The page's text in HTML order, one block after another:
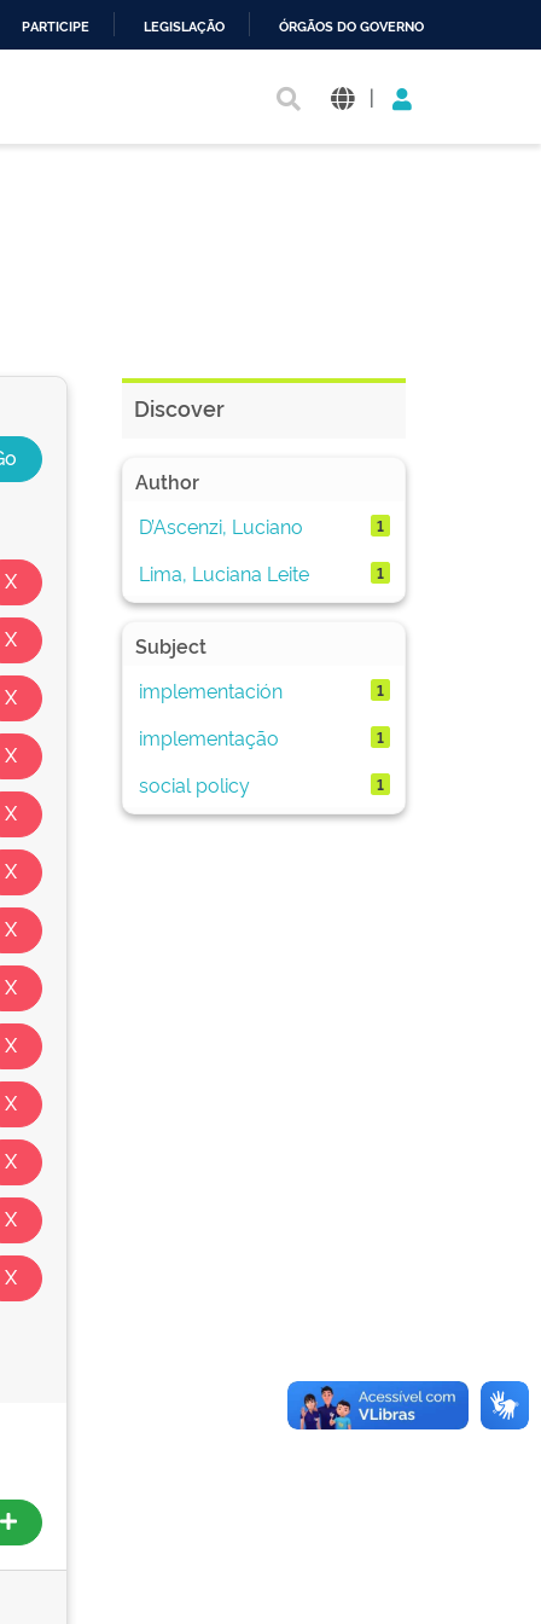
PARTICIPE LEGISLAÇÃO ÓRGÃOS DO GOVERNO
|
Discover
Author
D’Ascenzi, Luciano
1
Lima, Luciana Leite 1
Subject
implementación
1
implementação 1
social policy 1